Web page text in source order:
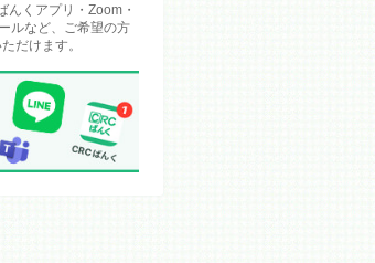
んくアプリ・Zoom・
ルなど、ご希望の方
だけます。